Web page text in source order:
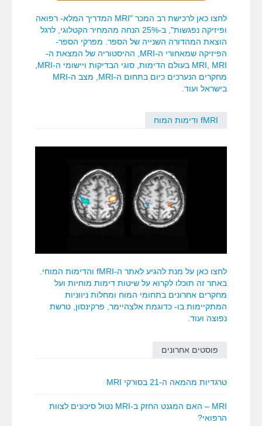
לחצו כאן לרכישת רב המכר "MRI המדריך המלא- רפואה
ופיזיקה נפגשות", ב-25% הנחה מהמחיר הקטלוגי, לרגל
הוצאת המהדורה השנייה של הספר. מפרקי הספר-
הפיזיקה שמאחורי ה-MRI, ההיסטוריה של המצאת ה-
מחקרים הנערכים כיום בתחום ה-MRI, מצב ה-MRI
בישראל ועוד.
fMRI ודימות המוח
לחצו כאן על מנת להגיע לאתר ה-fMRI והדימות המוחי.
באתר זה תוכלו לקרוא על שיטות דימות מוחיות ועל
מחקרים אחרונים בתחומי המוח ומחלות ניווניות
המתקיימות בו- כדוגמת אלצהיימר, פרקינסון, טרשת
נפוצה ועוד.
פוסטים אחרונים
טרגדיות מהמאה ה-21 בסורקי MRI
MRI – האם המגנט החזק ב-MRI נטול סיכונים לצוות
הרפואי?